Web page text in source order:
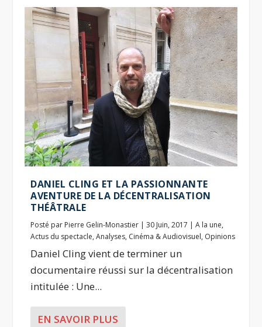
DANIEL CLING ET LA PASSIONNANTE
AVENTURE DE LA DÉCENTRALISATION
THÉÂTRALE
Posté par Pierre Gelin-Monastier |30 Juin, 2017 |A la une,
Actus du spectacle,Analyses, Cinéma & Audiovisuel, Opinions
Daniel Cling vient de terminer un
documentaire réussi sur la décentralisation
intitulée : Une...
EN SAVOIR PLUS